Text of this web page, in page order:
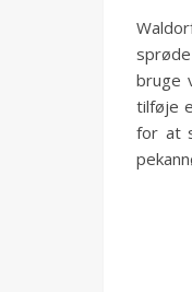
bruge
tilføje
for at